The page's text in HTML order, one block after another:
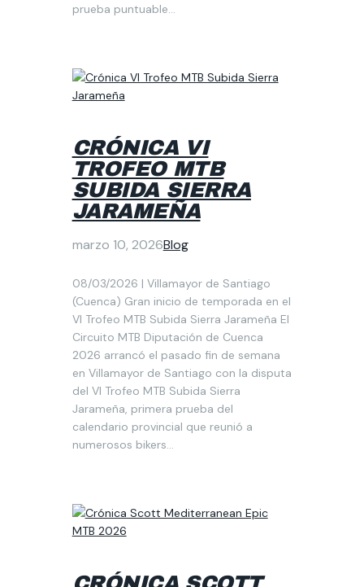
prueba puntuable…
CRÓNICA VI
TROFEO MTB
SUBIDA SIERRA
JARAMEÑA
marzo 10, 2026Blog
08/03/2026 | Villamayor de Santiago
(Cuenca) Gran inicio de temporada en el
VI Trofeo MTB Subida Sierra Jarameña El
Circuito MTB Diputación de Cuenca
2026 arrancó el pasado fin de semana
en Villamayor de Santiago con la disputa
del VI Trofeo MTB Subida Sierra
Jarameña, primera prueba del
calendario provincial que reunió a
numerosos bikers…